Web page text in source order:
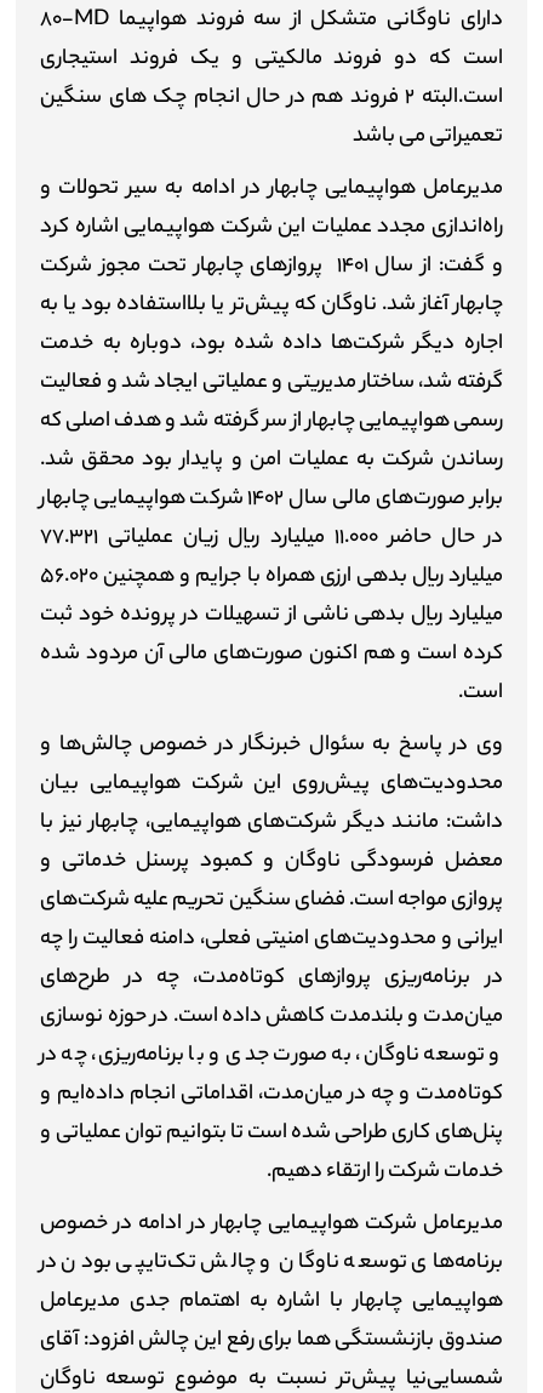
دارای ناوگانی متشکل از سه فروند هواپیما MD -۸۰
است که دو فروند مالکیتی و یک فروند استیجاری
است.البته ۲ فروند هم در حال انجام چک های سنگین
تعمیراتی می باشد
مدیرعامل هواپیمایی چابهار در ادامه به سیر تحولات و
راه‌اندازی مجدد عملیات این شرکت هواپیمایی اشاره کرد
و گفت: از سال ۱۴۰۱ پروازهای چابهار تحت مجوز شرکت
چابهار آغاز شد. ناوگان که پیش‌تر یا بلااستفاده بود یا به
اجاره دیگر شرکت‌ها داده شده بود، دوباره به خدمت
گرفته شد، ساختار مدیریتی و عملیاتی ایجاد شد و فعالیت
رسمی هواپیمایی چابهار از سر گرفته شد و هدف اصلی که
رساندن شرکت به عملیات امن و پایدار بود محقق شد.
برابر صورت‎‌های مالی سال ۱۴۰۲ شرکت هواپیمایی چابهار
در حال حاضر ۱۱.۰۰۰
میلیارد ریال زیان عملیاتی ۷۷.۳۲۱
میلیارد ریال بدهی ارزی همراه با جرایم و همچنین ۵۶.۰۲۰
میلیارد ریال بدهی ناشی از تسهیلات در پرونده خود ثبت
کرده است و هم اکنون صورت‌های مالی آن مردود شده
است.
وی در پاسخ به سئوال خبرنگار در خصوص چالش‌ها و
محدودیت‌های پیش‌روی این شرکت هواپیمایی بیان
داشت: مانند دیگر شرکت‌های هواپیمایی، چابهار نیز با
معضل فرسودگی ناوگان و کمبود پرسنل خدماتی و
پروازی مواجه است. فضای سنگین تحریم علیه شرکت‌های
ایرانی و محدودیت‌های امنیتی فعلی، دامنه فعالیت را چه
در برنامه‌ریزی پروازهای کوتاه‌مدت، چه در طرح‌های
میان‌مدت و بلندمدت کاهش داده است. در حوزه نوسازی
و توسعه ناوگان، به صورت جدی و با برنامه‌ریزی، چه در
کوتاه‌مدت و چه در میان‌مدت، اقداماتی انجام داده‌ایم و
پنل‌های کاری طراحی شده است تا بتوانیم توان عملیاتی و
خدمات شرکت را ارتقاء دهیم.
مدیرعامل شرکت هواپیمایی چابهار در ادامه در خصوص
برنامه‌های توسعه ناوگان و چالش تک‌‌تایپی بودن در
هواپیمایی چابهار با اشاره به اهتمام جدی مدیرعامل
صندوق بازنشستگی هما برای رفع این چالش افزود: آقای
شمسایی‌نیا پیش‌تر نسبت به موضوع توسعه ناوگان